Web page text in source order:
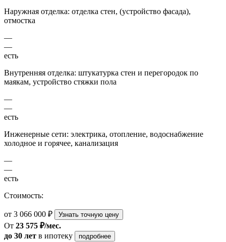
Наружная отделка: отделка стен, (устройство фасада),
отмостка
—
—
есть
Внутренняя отделка: штукатурка стен и перегородок по
маякам, устройство стяжки пола
—
—
есть
Инженерные сети: электрика, отопление, водоснабжение
холодное и горячее, канализация
—
—
есть
Стоимость:
от 3 066 000 ₽ Узнать точную цену
От 23 575 ₽/мес.
до 30 лет в ипотеку подробнее